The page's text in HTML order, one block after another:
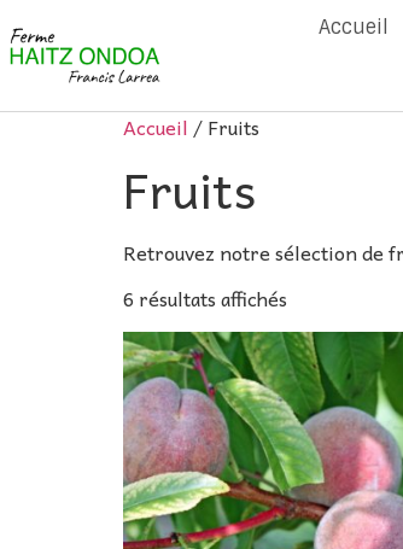
Accueil
Accueil / Fruits
Fruits
Retrouvez notre sélection de
6 résultats affichés